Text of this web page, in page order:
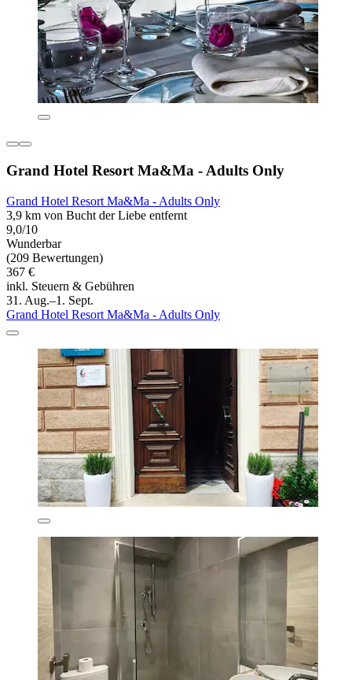
Grand Hotel Resort Ma&Ma - Adults Only
Grand Hotel Resort Ma&Ma - Adults Only
3,9 km von Bucht der Liebe entfernt
9,0/10
Wunderbar
(209 Bewertungen)
367 €
inkl. Steuern & Gebühren
31. Aug.–1. Sept.
Grand Hotel Resort Ma&Ma - Adults Only